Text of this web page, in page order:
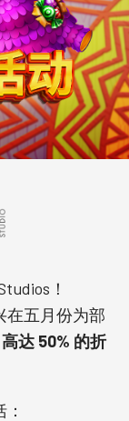
！
在五月份为部
高达 50% 的折